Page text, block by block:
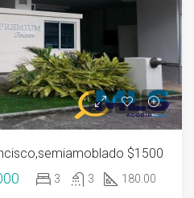
$1500
3 3 180.00